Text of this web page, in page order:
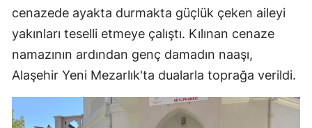
cenazede ayakta durmakta güçlük çeken aileyi
yakınları teselli etmeye çalıştı. Kılınan cenaze
namazının ardından genç damadın naaşı,
Alaşehir Yeni Mezarlık'ta dualarla toprağa verildi.